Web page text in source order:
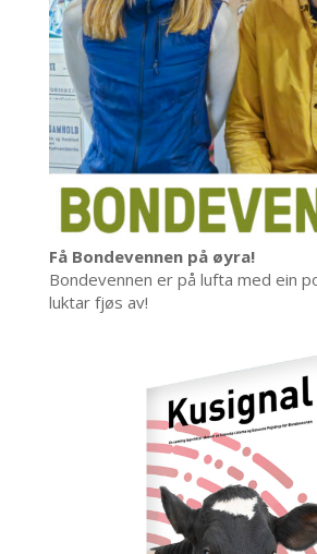
Få Bondevennen på øyra!
Bondevennen er på lufta med ein
luktar fjøs av!